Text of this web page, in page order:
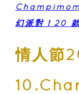
幻派對！20
情人節